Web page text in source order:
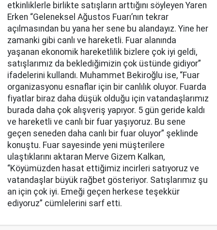
etkinliklerle birlikte satışların arttığını söyleyen Yaren
Erken “Geleneksel Ağustos Fuarı’nın tekrar
açılmasından bu yana her sene bu alandayız. Yine her
zamanki gibi canlı ve hareketli. Fuar alanında
yaşanan ekonomik hareketlilik bizlere çok iyi geldi,
satışlarımız da beklediğimizin çok üstünde gidiyor”
ifadelerini kullandı. Muhammet Bekiroğlu ise, “Fuar
organizasyonu esnaflar için bir canlılık oluyor. Fuarda
fiyatlar biraz daha düşük olduğu için vatandaşlarımız
burada daha çok alışveriş yapıyor. 5 gün geride kaldı
ve hareketli ve canlı bir fuar yaşıyoruz. Bu sene
geçen seneden daha canlı bir fuar oluyor” şeklinde
konuştu. Fuar sayesinde yeni müşterilere
ulaştıklarını aktaran Merve Gizem Kalkan,
“Köyümüzden hasat ettiğimiz incirleri satıyoruz ve
vatandaşlar büyük rağbet gösteriyor. Satışlarımız şu
an için çok iyi. Emeği geçen herkese teşekkür
ediyoruz” cümlelerini sarf etti.